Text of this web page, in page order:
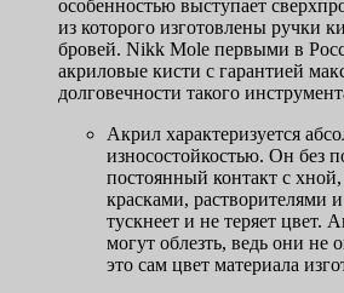
особенностью выступает
из которого изготовлены ручки
бровей. Nikk Mole первыми в
акриловые кисти с гарантией
долговечности такого
Акрил характеризуется
износостойкостью. Он без
постоянный контакт с
красками, растворителями
тускнеет и не теряет цвет.
могут облезть, ведь они
это сам цвет материала